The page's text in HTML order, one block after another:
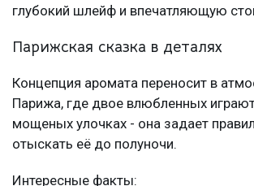
глубокий шлейф и впечатляющую
Парижская сказка в деталях
Концепция аромата переносит в
Парижа, где двое влюбленных
мощеных улочках - она задает
отыскать её до полуночи.
Интересные факты: